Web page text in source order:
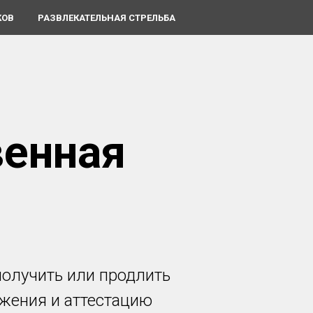
РАЗВЛЕКАТЕЛЬНАЯ СТРЕЛЬБА
или продлить
и аттестацию